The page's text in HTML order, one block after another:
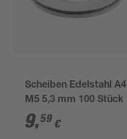
Scheiben Edelstahl A4
M5 5,3 mm 100 Stück
9,59 €